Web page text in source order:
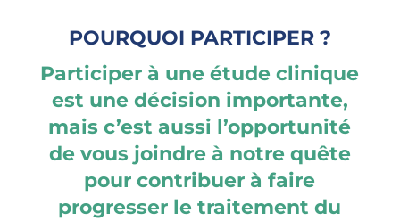
POURQUOI PARTICIPER ?
Participer à une étude clinique
est une décision importante,
mais c’est aussi l’opportunité
de vous joindre à notre quête
pour contribuer à faire
progresser le traitement du